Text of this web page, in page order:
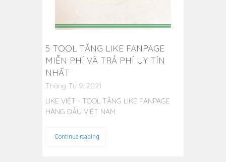
5 TOOL TĂNG LIKE FANPAGE
MIỄN PHÍ VÀ TRẢ PHÍ UY TÍN
NHẤT
Tháng Tư 9, 2021
LIKE VIỆT - TOOL TĂNG LIKE FANPAGE
HÀNG ĐẦU VIỆT NAM
Continue reading